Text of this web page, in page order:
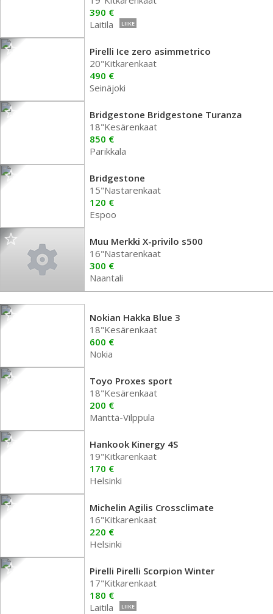
390 €
Laitila
LIIKE
Pirelli Ice zero asimmetrico
20"Kitkarenkaat
490 €
Seinäjoki
Bridgestone Bridgestone Turanza
18"Kesärenkaat
850 €
Parikkala
Bridgestone
15"Nastarenkaat
120 €
Espoo
Muu Merkki X-privilo s500
16"Nastarenkaat
300 €
Naantali
Nokian Hakka Blue 3
18"Kesärenkaat
600 €
Nokia
Toyo Proxes sport
18"Kesärenkaat
200 €
Mänttä-Vilppula
Hankook Kinergy 4S
19"Kitkarenkaat
170 €
Helsinki
Michelin Agilis Crossclimate
16"Kitkarenkaat
220 €
Helsinki
Pirelli Pirelli Scorpion Winter
17"Kitkarenkaat
180 €
Laitila
LIIKE